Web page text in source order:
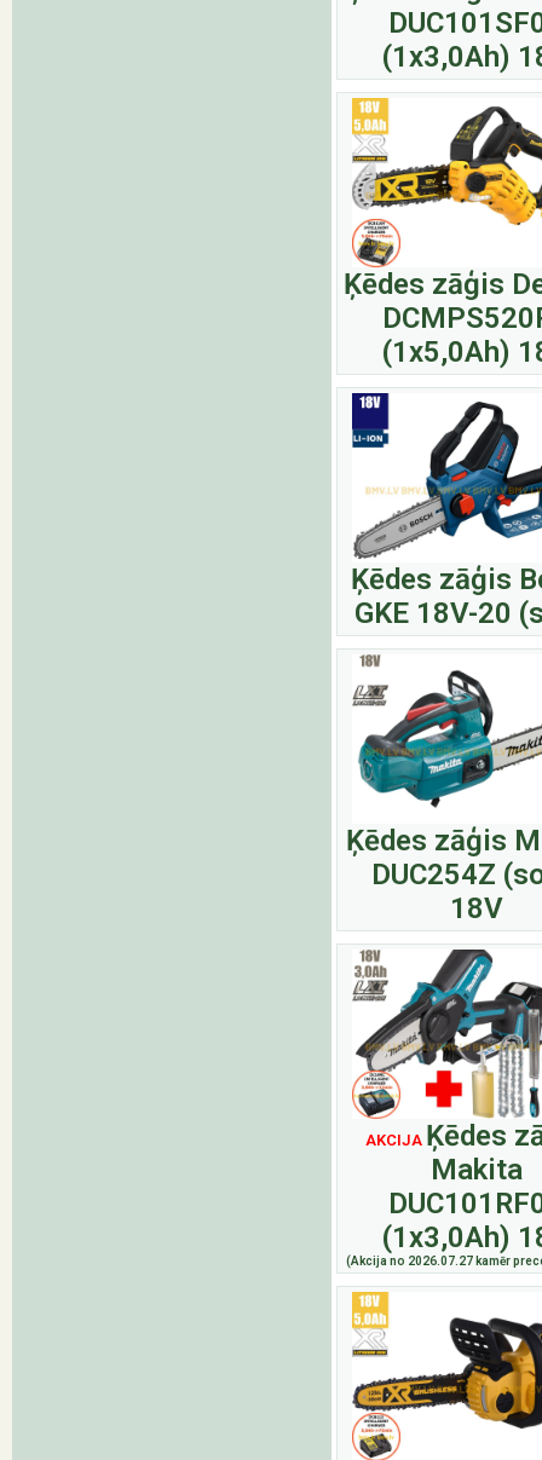
(1x3,0Ah)
Ķēdes zāģis
(1x5,0Ah)
Ķēdes zāģis
GKE 18V-20
Ķēdes zāģis
DUC254Z
18V
AKCIJA Ķēdes
Makita
(1x3,0Ah)
(Akcija no 2026.07.27 kamēr